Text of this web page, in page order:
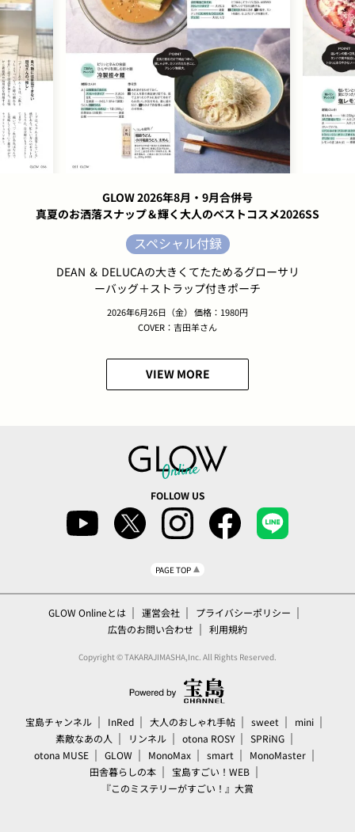
GLOW 2026年8月・9月合併号
真夏のお洒落スナップ＆輝く大人のベストコスメ2026SS
スペシャル付録
DEAN ＆ DELUCAの大きくてたためるグローサリ
ーバッグ＋ストラップ付きポーチ
2026年6月26日（金） 価格：1980円
COVER：吉田羊さん
VIEW MORE
FOLLOW US
PAGE TOP
GLOW Onlineとは 運営会社
プライバシーポリシー
広告のお問い合わせ
利用規約
Copyright © TAKARAJIMASHA,Inc. All Rights Reserved.
宝島チャンネル InRed 大人のおしゃれ手帖 sweet
mini
素敵なあの人
リンネル otona ROSY
SPRiNG
otona MUSE
GLOW MonoMax smart
MonoMaster
田舎暮らしの本
宝島すごい！WEB
『このミステリーがすごい！』大賞